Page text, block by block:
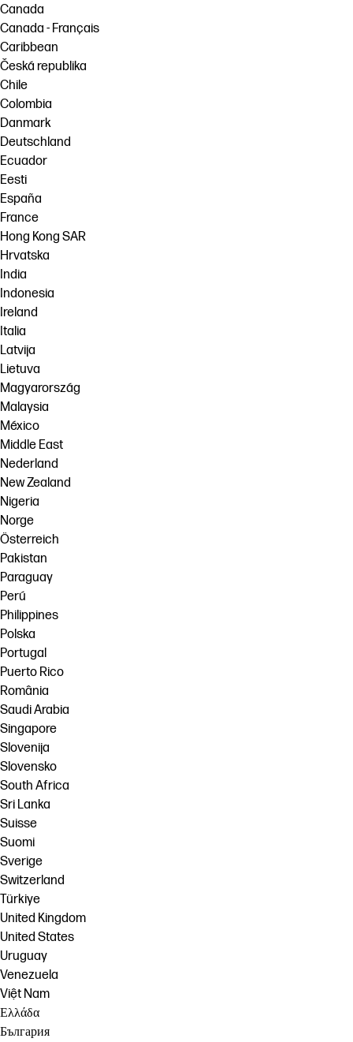
Canada
Canada - Français
Caribbean
Česká republika
Chile
Colombia
Danmark
Deutschland
Ecuador
Eesti
España
France
Hong Kong SAR
Hrvatska
India
Indonesia
Ireland
Italia
Latvija
Lietuva
Magyarország
Malaysia
México
Middle East
Nederland
New Zealand
Nigeria
Norge
Österreich
Pakistan
Paraguay
Perú
Philippines
Polska
Portugal
Puerto Rico
România
Saudi Arabia
Singapore
Slovenija
Slovensko
South Africa
Sri Lanka
Suisse
Suomi
Sverige
Switzerland
Türkiye
United Kingdom
United States
Uruguay
Venezuela
Việt Nam
Ελλάδα
България